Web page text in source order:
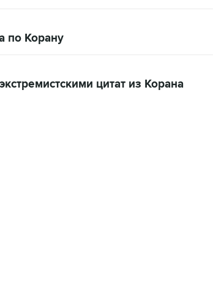
по Корану
цитат из Корана